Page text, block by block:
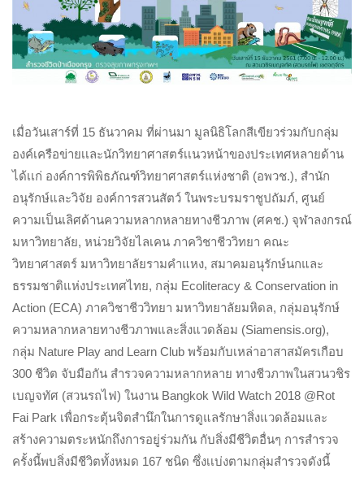
เมื่อวันเสาร์ที่ 15 ธันวาคม ที่ผ่านมา มูลนิธิโลกสีเขียวร่วมกับกลุ่ม
องค์เครือข่ายเเละนักวิทยาศาสตร์เเนวหน้าของประเทศหลายด้าน
ได้เเก่ องค์การพิพิธภัณฑ์วิทยาศาสตร์แห่งชาติ (อพวช.), สำนัก
อนุรักษ์และวิจัย องค์การสวนสัตว์ ในพระบรมราชูปถัมภ์, ศูนย์
ความเป็นเลิศด้านความหลากหลายทางชีวภาพ (ศคช.) จุฬาลงกรณ์
มหาวิทยาลัย, หน่วยวิจัยไลเคน ภาควิชาชีววิทยา คณะ
วิทยาศาสตร์ มหาวิทยาลัยรามคำแหง, สมาคมอนุรักษ์นกและ
ธรรมชาติแห่งประเทศไทย, กลุ่ม Ecoliteracy & Conservation in
Action (ECA) ภาควิชาชีววิทยา มหาวิทยาลัยมหิดล, กลุ่มอนุรักษ์
ความหลากหลายทางชีวภาพและสิ่งแวดล้อม (Siamensis.org),
กลุ่ม Nature​ Play and Learn​ Club พร้อมกับเหล่าอาสาสมัครเกือบ
300 ชีวิต จับมือกัน สำรวจความหลากหลาย ทางชีวภาพในสวนวชิร
เบญจทัศ (สวนรถไฟ) ในงาน Bangkok Wild Watch 2018 @Rot
Fai Park เพื่อกระตุ้นจิตสำนึกในการดูแลรักษาสิ่งแวดล้อมและ
สร้างความตระหนักถึงการอยู่ร่วมกัน กับสิ่งมีชีวิตอื่นๆ การสำรวจ
ครั้งนี้พบสิ่งมีชีวิตทั้งหมด 167 ชนิด ซึ่งเเบ่งตามกลุ่มสำรวจดังนี้